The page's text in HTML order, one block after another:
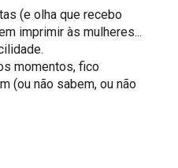
(e olha que recebo
imprimir às mulheres...
momentos, fico
(ou não sabem, ou não